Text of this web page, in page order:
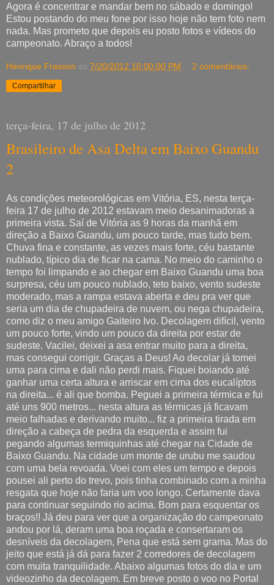
Agora é concentrar e mandar bem no sábado e domingo!
Estou postando do meu fone por isso hoje não tem foto nem
nada. Mas prometo que depois eu posto fotos e vídeos do
campeonato. Abraço a todos!
Henrique Frasson às 7/20/2012 10:00:00 PM 2 comentários:
Compartilhar
terça-feira, 17 de julho de 2012
Brasileiro de Asa Delta em Baixo Guandu
2
As condições meteorológicas em Vitória, ES, nesta terça-
feira 17 de julho de 2012 estavam meio desanimadoras a
primeira vista. Saí de Vitória as 9 horas da manhã em
direção a Baixo Guandu, um pouco tarde, mas tudo bem.
Chuva fina e constante, as vezes mais forte, céu bastante
nublado, típico dia de ficar na cama. No meio do caminho o
tempo foi limpando e ao chegar em Baixo Guandu uma boa
surpresa, céu um pouco nublado, teto baixo, vento sudeste
moderado, mas a rampa estava aberta e deu pra ver que
seria um dia de chupadeira de nuvem, ou nega chupadeira,
como diz o meu amigo Gaiteiro Ivo. Decolagem difícil, vento
um pouco forte, vindo um pouco da direita por estar de
sudeste. Vacilei, deixei a asa entrar muito para a direita,
mas consegui corrigir. Graças a Deus! Ao decolar já tomei
uma para cima e dali não perdi mais. Fiquei boiando até
ganhar uma certa altura e arriscar em cima dos eucalíptos
na direita... é ali que bomba. Peguei a primeira térmica e fui
até uns 900 metros... nesta altura as térmicas já ficavam
meio falhadas e derivando muito... fiz a primeira tirada em
direção a cabeça de pedra da esquerda e assim fui
pegando algumas termiquinhas até chegar na Cidade de
Baixo Guandu. Na cidade um monte de urubu me saudou
com uma bela revoada. Voei com eles um tempo e depois
pousei ali perto do trevo, pois tinha combinado com a minha
resgata que hoje não faria um voo longo. Certamente dava
para continuar seguindo rio acima. Bom para esquentar os
braços!! Já deu para ver que a organização do campeonato
andou por lá, deram uma boa roçada e consertaram os
desníveis da decolagem, Pena que está sem grama. Mas do
jeito que está já dá para fazer 2 corredores de decolagem
com muita tranquilidade. Abaixo algumas fotos do dia e um
videozinho da decolagem. Em breve posto o voo no Portal